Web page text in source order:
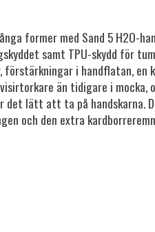
former med Sand 5 H2O-
samt TPU-skydd för
förstärkningar i handflatan, en
än tidigare i mocka,
det lätt att ta på handskarna.
och den extra